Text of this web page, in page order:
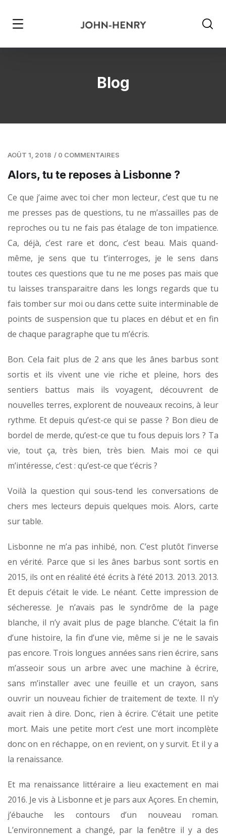
Blog
AOÛT 1, 2018 / 0 COMMENTAIRES
Alors, tu te reposes à Lisbonne ?
Ce que j’aime avec toi cher mon lecteur, c’est que tu ne
me presses pas de questions, tu ne m’assailles pas de
reproches ou tu ne fais pas étalage de ton impatience.
Ca, déjà, c’est rare et donc, c’est beau. Mais quand-
même, je sens que tu t’interroges, je le sens dans
toutes ces questions que tu ne me poses pas mais que
tu laisses transparaitre dans les longs regards que tu
fais tomber sur moi ou dans cette suite interminable de
points de suspension que tu places en début et en fin
de chaque paragraphe que tu m’écris.
Bon. Cela fait plus de 2 ans que les ânes barbus sont
sortis et ils vivent une vie riche et pleine, hors des
sentiers battus mais ils voyagent, découvrent de
nouvelles terres, explorent de nouveaux recoins, à leur
rythme. Et depuis qu’est-ce qui se passe ? Bon dieu de
bordel de merde, qu’est-ce que tu fous depuis lors ? Ta
vie, tout ça, très bien, très bien. Mais moi ce qui
m’intéresse, c’est : qu’est-ce que t’écris ?
Voilà la question qui sous-tend les conversations de
chers mes lecteurs depuis quelques mois. Alors, carte
sur table.
Lisbonne ne m’a pas inhibé, non. C’est plutôt l’inverse
en vérité. Parce que si les ânes barbus sont sortis en
2015, ils ont en réalité été écrits à l’été 2013. 2013. 2013.
Et depuis c’était le vide. Le néant. Cette impression de
sécheresse. Je n’avais pas le syndrôme de la page
blanche, il n’y avait plus de page blanche. C’était la fin
d’une histoire, la fin d’une vie, même si je ne le savais
pas encore. Trois longues années sans rien écrire, sans
m’asseoir sous un arbre avec une machine à écrire,
sans m’installer avec une feuille et un crayon, sans
ouvrir un nouveau fichier de traitement de texte. Il n’y
avait rien à dire. Donc, rien à écrire. C’était une petite
mort. Mais une petite mort c’est une mort incomplète
donc on en réchappe, on en revient, on y survit. Et il y a
la renaissance.
Et ma renaissance littéraire a lieu exactement en mai
2016. Je vis à Lisbonne et je pars aux Açores. En chemin,
j’ébauche les contours d’un nouveau roman.
L’environnement a changé, par la fenêtre il y a des